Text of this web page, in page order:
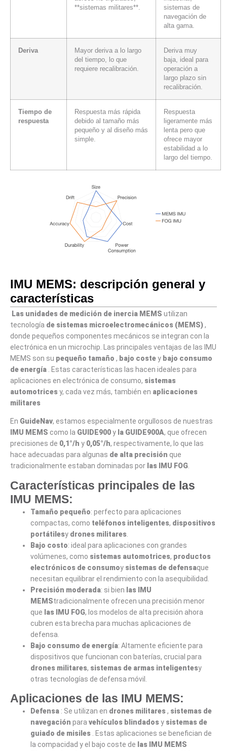
**sistemas militares**.
sistemas de
navegación de
alta gama.
Deriva
Mayor deriva a lo largo
del tiempo, lo que
requiere recalibración.
Deriva muy
baja, ideal para
operación a
largo plazo sin
recalibración.
Tiempo de
respuesta
Respuesta más rápida
debido al tamaño más
pequeño y al diseño más
simple.
Respuesta
ligeramente más
lenta pero que
ofrece mayor
estabilidad a lo
largo del tiempo.
IMU MEMS: descripción general y
características
Las unidades de medición de inercia MEMS utilizan
tecnología de sistemas microelectromecánicos (MEMS),
donde pequeños componentes mecánicos se integran con la
electrónica en un microchip. Las principales ventajas de las IMU
MEMS son su pequeño tamaño , bajo costey bajo consumo
de energía . Estas características las hacen ideales para
aplicaciones en electrónica de consumo, sistemas
automotricesy, cada vez más, también en aplicaciones
militares
En GuideNav, estamos especialmente orgullosos de nuestras
IMU MEMS como la GUIDE900y la GUIDE900A, que ofrecen
precisiones de 0,1°/h y 0,05°/h, respectivamente, lo que las
hace adecuadas para algunas de alta precisión que
tradicionalmente estaban dominadas por las IMU FOG.
Características principales de las
IMU MEMS:
Tamaño pequeño: perfecto para aplicaciones
compactas, como teléfonos inteligentes, dispositivos
portátilesy drones militares
Bajo costo: ideal para aplicaciones con grandes
volúmenes, como sistemas automotrices, productos
electrónicos de consumoy sistemas de defensaque
necesitan equilibrar el rendimiento con la asequibilidad.
Precisión moderada: si bien las IMU
MEMStradicionalmente ofrecen una precisión menor
que las IMU FOG, los modelos de alta precisión ahora
cubren esta brecha para muchas aplicaciones de
defensa.
Bajo consumo de energía: Altamente eficiente para
dispositivos que funcionan con baterías, crucial para
drones militares, sistemas de armas inteligentesy
otras tecnologías de defensa móvil.
Aplicaciones de las IMU MEMS:
Defensa : Se utilizan en drones militares, sistemas de
navegación para vehículos blindadosy sistemas de
guiado de misiles . Estas aplicaciones se benefician de
la compacidad y el bajo coste de las IMU MEMS